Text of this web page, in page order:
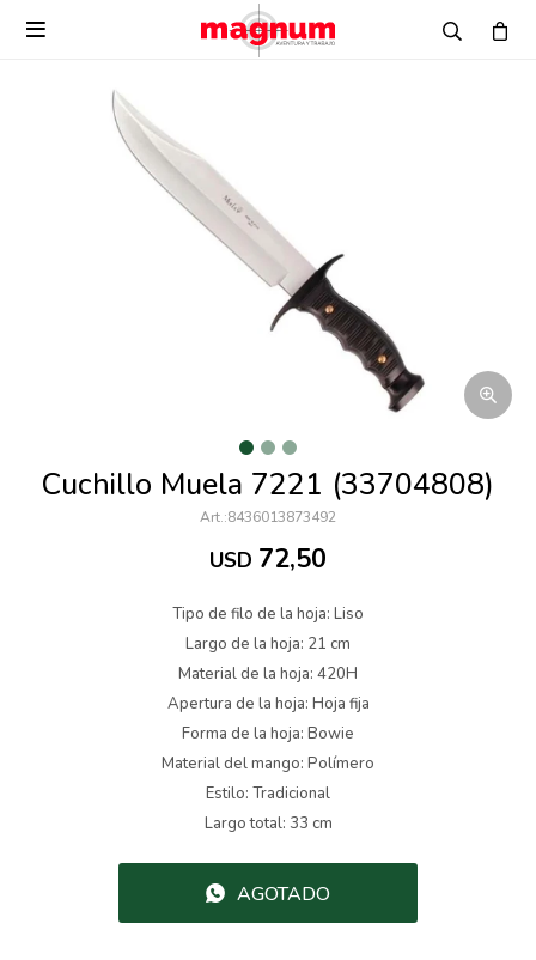

Cuchillo Muela 7221 (33704808)
8436013873492
USD 72,50
Tipo de filo de la hoja: Liso
Largo de la hoja: 21 cm
Material de la hoja: 420H
Apertura de la hoja: Hoja fija
Forma de la hoja: Bowie
Material del mango: Polímero
Estilo: Tradicional
Largo total: 33 cm
AGOTADO